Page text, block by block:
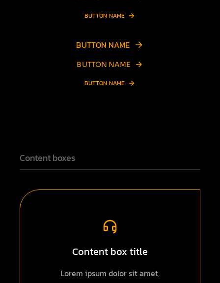
BUTTON NAME
BUTTON NAME
BUTTON NAME
BUTTON NAME
Content boxes
Content box title
Lorem ipsum dolor sit amet,